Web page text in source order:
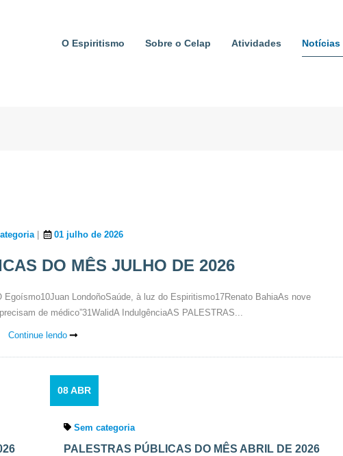
O Espiritismo Sobre o Celap Atividades Notícias
| 01 julho de 2026
DO MÊS JULHO DE 2026
LondoñoSaúde, à luz do Espiritismo17Renato BahiaAs nove
de médico”31WalidA IndulgênciaAS PALESTRAS...
Continue lendo
08 ABR
Sem categoria
PALESTRAS PÚBLICAS DO MÊS ABRIL DE 2026